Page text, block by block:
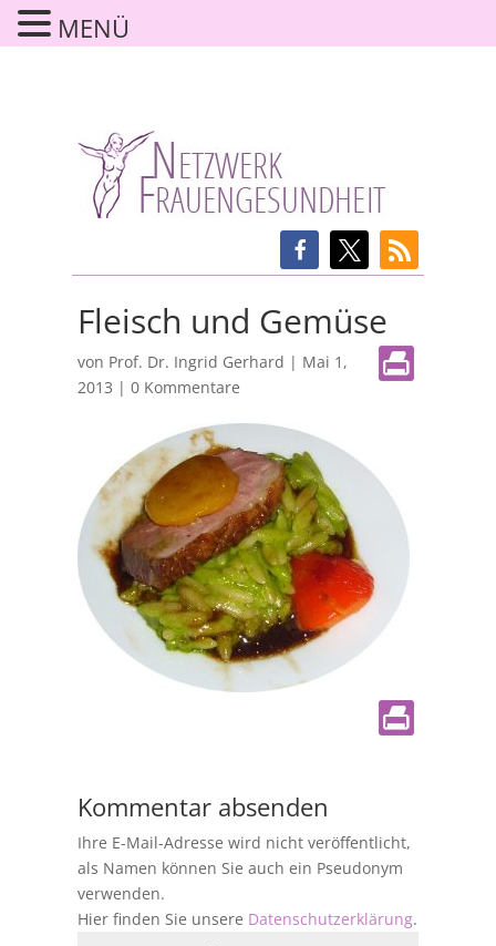
Fleisch und Gemüse
von Prof. Dr. Ingrid Gerhard | Mai 1,
2013 | 0 Kommentare
Kommentar absenden
Ihre E-Mail-Adresse wird nicht veröffentlicht,
als Namen können Sie auch ein Pseudonym
verwenden.
Hier finden Sie unsere Datenschutzerklärung.
MENÜ